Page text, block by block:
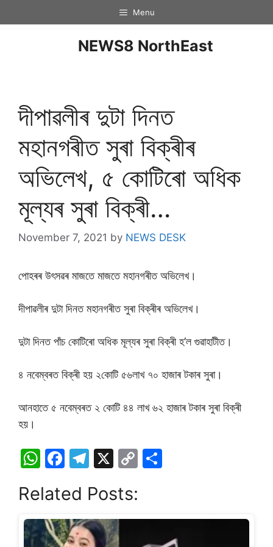
Menu
NEWS8 NorthEast
দীপাৱলীৰ দুটা দিনত
মহানগৰীত সুৰা বিক্ৰীৰ
অভিলেখ, ৫ কোটিৰো অধিক
মূল্যৰ সুৰা বিক্ৰী…
November 7, 2021 by NEWS DESK
পোহৰৰ উৎসৱৰ মাজতে মাজতে মহানগৰীত অভিলেখ।
দীপাৱলীৰ দুটা দিনত মহানগৰীত সুৰা বিক্ৰীৰ অভিলেখ।
দুটা দিনত পাঁচ কোটিৰো অধিক মূল্যৰ সুৰা বিক্ৰী হ’ল গুৱাহাটীত।
৪ নবেম্বৰত বিক্ৰী হয় ২কোটি ৫৬লাখ ৭০ হাজাৰ টকাৰ সুৰা।
আনহাতে ৫ নবেম্বৰত ২ কোটি ৪৪ লাখ ৬২ হাজাৰ টকাৰ সুৰা বিক্ৰী
হয়।
W
at
s
A
F
c
e
b
T
e
gr
a
X
C
y e
Related Posts: